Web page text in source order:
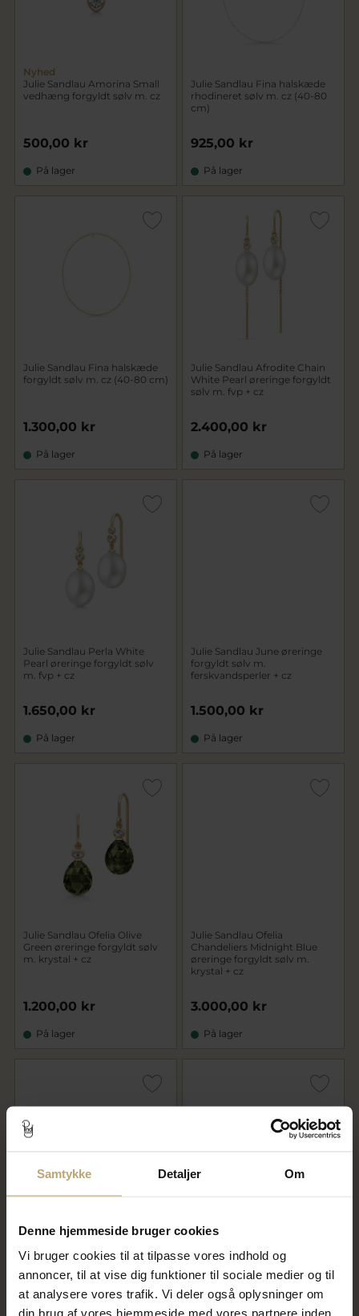
Samtykke Detaljer Om
Denne hjemmeside bruger cookies
Vi bruger cookies til at tilpasse vores indhold og
annoncer, til at vise dig funktioner til sociale medier og til
at analysere vores trafik. Vi deler også oplysninger om
din brug af vores hjemmeside med vores partnere inden
Nyhed
Julie Sandlau Amorina Small
vedhæng forgyldt sølv m. cz
500,00 kr
På lager
Julie Sandlau Fina halskæde
rhodineret sølv m. cz (40-80
cm)
925,00 kr
På lager
Julie Sandlau Fina halskæde
forgyldt sølv m. cz (40-80 cm)
1.300,00 kr
På lager
Julie Sandlau Afrodite Chain
White Pearl øreringe forgyldt
sølv m. fvp + cz
2.400,00 kr
På lager
Julie Sandlau Perla White
Pearl øreringe forgyldt sølv
m. fvp + cz
1.650,00 kr
På lager
Julie Sandlau June øreringe
forgyldt sølv m.
ferskvandsperler + cz
1.500,00 kr
På lager
Julie Sandlau Ofelia Olive
Green øreringe forgyldt sølv
m. krystal + cz
1.200,00 kr
På lager
Julie Sandlau Ofelia
Chandeliers Midnight Blue
øreringe forgyldt sølv m.
krystal + cz
3.000,00 kr
På lager
Julie Sandlau Ofelia Peach
sølv m. cz
650,00 kr
Julie Sandlau Ofelia Ice Blue
650,00 kr